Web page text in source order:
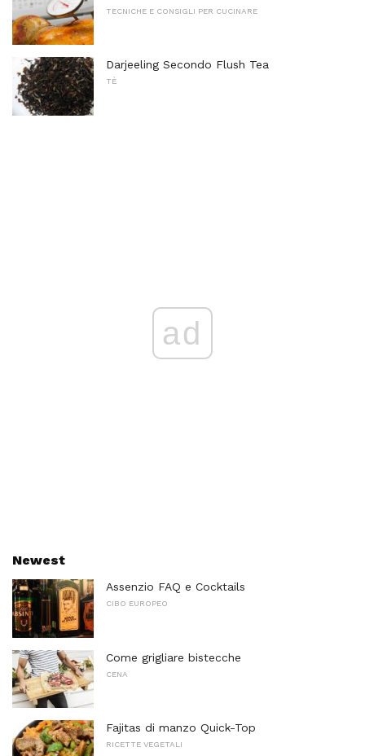
TECNICHE E CONSIGLI PER CUCINARE
Darjeeling Secondo Flush Tea
TÈ
ad
Newest
Assenzio FAQ e Cocktails
CIBO EUROPEO
Come grigliare bistecche
CENA
Fajitas di manzo Quick-Top
RICETTE VEGETALI